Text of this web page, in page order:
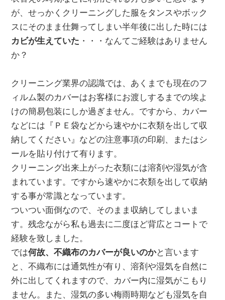
が、せっかくクリーニングした服をタンスやボック
スにそのまま仕舞ってしまい半年後に出した時には
カビが生えていた ・・・なんてご経験はありません
か？
クリーニング業界の認識では、あくまでも現在のフ
ィルム製のカバーはお客様にお渡しするまでの埃よ
けの簡易包装にしか過ぎません。ですから、カバー
などには『ＰＥ袋などから速やかに衣類を出して収
納してください』などの注意事項の印刷、またはシ
ールを貼り付けて有ります。
クリーニング出来上がった衣類には溶剤や湿気が含
まれています。ですから速やかに衣類を出して収納
する事が常識となっています。
ついつい面倒なので、そのまま収納してしまいま
す。残念ながら私も過去に二度ほど背広とコートで
経験を致しました。
では何故、不織布のカバーが良いのかと言います
と、不織布には通気性が有り、溶剤や湿気を自然に
外に出してくれますので、カバー内に湿気がこもり
ません。また、湿気の多い梅雨時期なども湿気を自